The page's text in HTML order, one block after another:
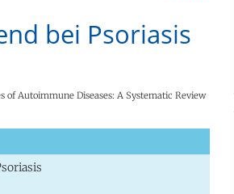
bei Psoriasis
Autoimmune Diseases: A Systematic Review